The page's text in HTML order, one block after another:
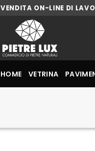
VENDITA ON-LINE DI
HOME VETRINA